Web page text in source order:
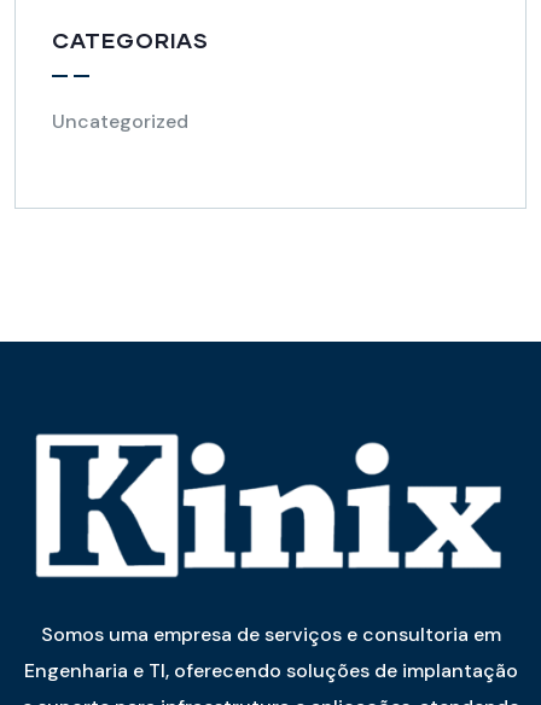
CATEGORIAS
Uncategorized
Somos uma empresa de serviços e consultoria em
Engenharia e TI, oferecendo soluções de implantação